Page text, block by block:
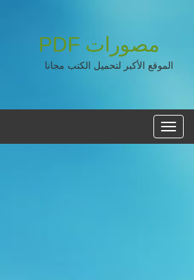
مصورات PDF
الموقع الأكبر لتحميل الكتب مجانا
القائمه
الرئيسية